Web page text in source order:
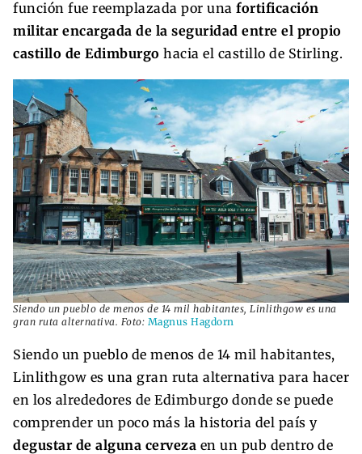
función fue reemplazada por una fortificación
militar encargada de la seguridad entre el propio
castillo de Edimburgo hacia el castillo de Stirling.
Siendo un pueblo de menos de 14 mil habitantes, Linlithgow es una
gran ruta alternativa. Foto: Magnus Hagdorn
Siendo un pueblo de menos de 14 mil habitantes,
Linlithgow es una gran ruta alternativa para hacer
en los alrededores de Edimburgo donde se puede
comprender un poco más la historia del país y
degustar de alguna cerveza en un pub dentro de